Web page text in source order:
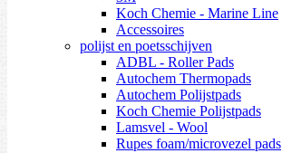
Koch Chemie - Marine Line
Accessoires
polijst en poetsschijven
ADBL - Roller Pads
Autochem Thermopads
Autochem Polijstpads
Koch Chemie Polijstpads
Lamsvel - Wool
Rupes foam/microvezel pads